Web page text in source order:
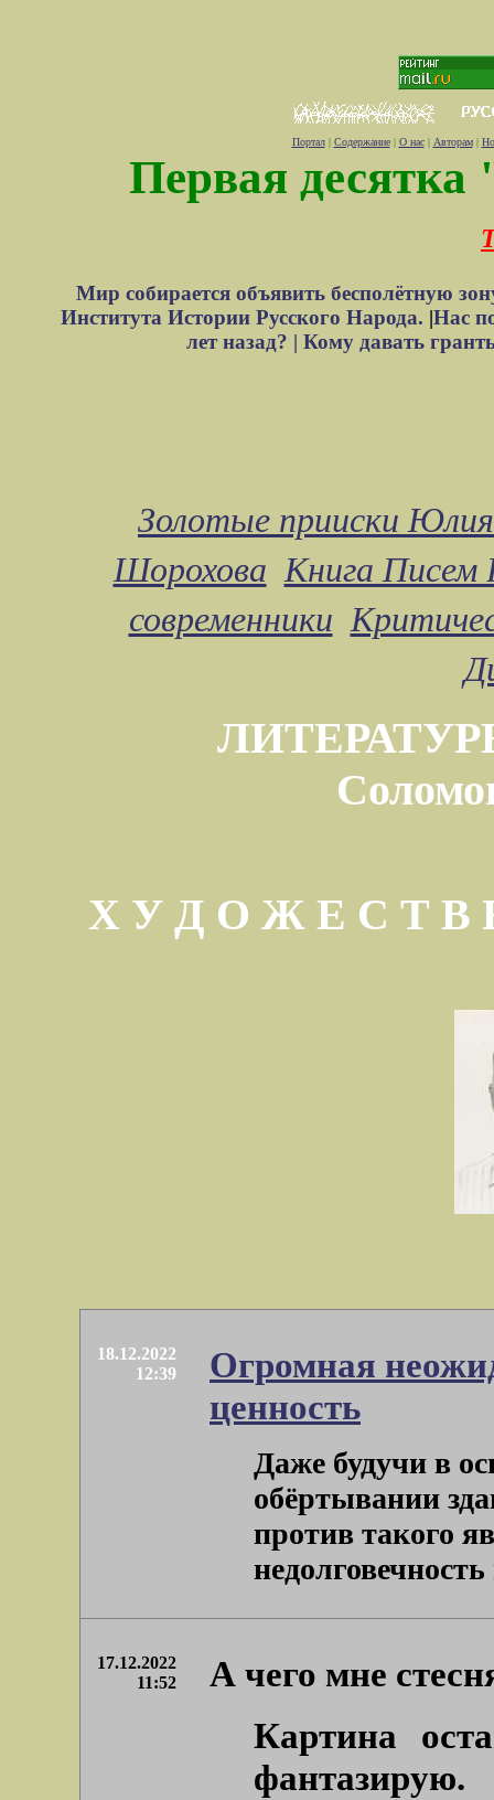
Портал| Содержание| О нас| Авторам|
Первая десятка
Мир собирается объявить бесполётную
Института Истории Русского Народа. |Нас
лет назад? | Кому давать
Золотые прииски
Шорохова Книга Писем
современники
Х У Д О Ж Е С Т
18.12.2022
12:39
Огромная
ценность
Даже будучи в
обёртывании
против такого
17.12.2022
11:52
А чего мне
Картина
фантазирую.